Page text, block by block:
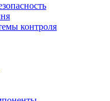
контроля